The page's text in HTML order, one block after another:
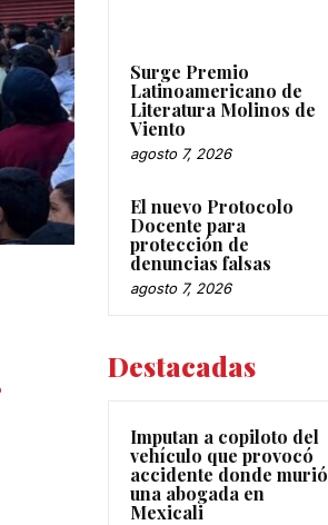
Surge Premio
Latinoamericano de
Literatura Molinos de
Viento
agosto 7, 2026
El nuevo Protocolo
Docente para
protección de
denuncias falsas
agosto 7, 2026
Destacadas
Imputan a copiloto del
vehículo que provocó
accidente donde murió
una abogada en
Mexicali